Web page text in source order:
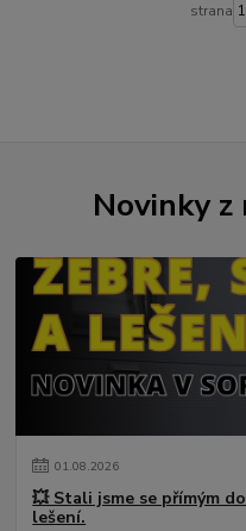
strana
Novinky
01.08.2026
💥 Stali jsme se přímým
lešení.